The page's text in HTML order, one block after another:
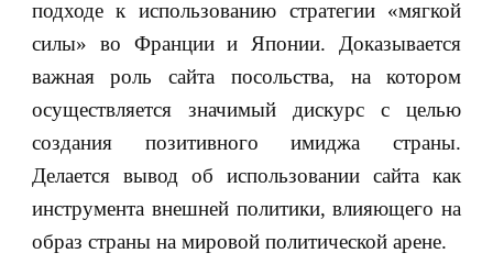
подходе к использованию стратегии «мягкой
силы» во Франции и Японии. Доказывается
важная роль сайта посольства, на котором
осуществляется значимый дискурс с целью
создания позитивного имиджа страны.
Делается вывод об использовании сайта как
инструмента внешней политики, влияющего на
образ страны на мировой политической арене.